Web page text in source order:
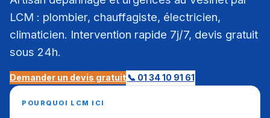
LCM : plombier, chauffagiste, électricien,
climaticien. Intervention rapide 7j/7, devis gratuit
sous 24h.
Demander un devis gratuit📞 01 34 10 91 61
POURQUOI LCM ICI